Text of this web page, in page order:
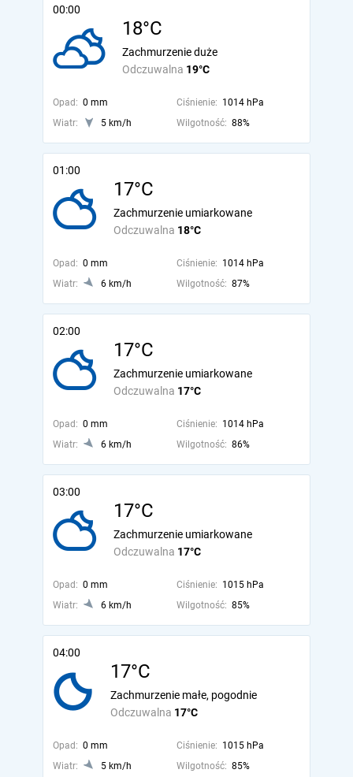
00:00
18°C
Odczuwalna 19°C
Zachmurzenie duże
Opad: 0 mm Ciśnienie: 1014 hPa
Wiatr:
5 km/h Wilgotność: 88%
01:00
17°C
Odczuwalna 18°C
Zachmurzenie umiarkowane
Opad: 0 mm Ciśnienie: 1014 hPa
Wiatr:
6 km/h Wilgotność: 87%
02:00
17°C
Odczuwalna 17°C
Zachmurzenie umiarkowane
Opad: 0 mm Ciśnienie: 1014 hPa
Wiatr:
6 km/h Wilgotność: 86%
03:00
17°C
Odczuwalna 17°C
Zachmurzenie umiarkowane
Opad: 0 mm Ciśnienie: 1015 hPa
Wiatr:
6 km/h Wilgotność: 85%
04:00
17°C
Odczuwalna 17°C
Zachmurzenie małe, pogodnie
Opad: 0 mm Ciśnienie: 1015 hPa
Wiatr:
5 km/h Wilgotność: 85%